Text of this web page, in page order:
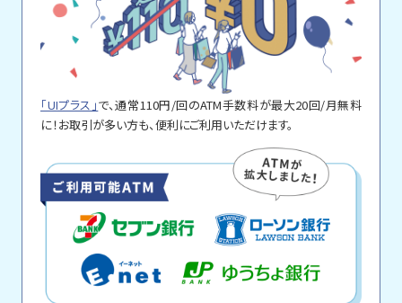
「UIプラス」で、通常110円/回のATM手数料が最大20回/月無料
に！お取引が多い方も、便利にご利用いただけます。